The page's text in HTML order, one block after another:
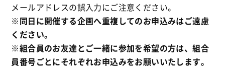
メールアドレスの誤入力にご注意ください。
※同日に開催する企画へ重複してのお申込みはご遠慮
ください。
※組合員のお友達とご一緒に参加を希望の方は、組合
員番号ごとにそれぞれお申込みをお願いいたします。